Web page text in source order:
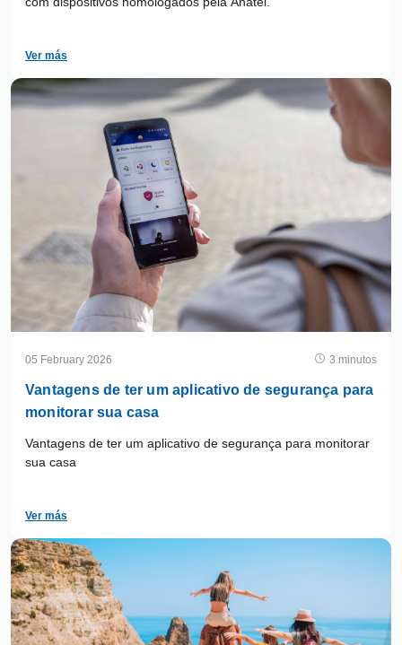
Ver más
05 February 2026 3 minutos
Vantagens de ter um aplicativo de segurança para
monitorar sua casa
Vantagens de ter um aplicativo de segurança para monitorar
sua casa
Ver más